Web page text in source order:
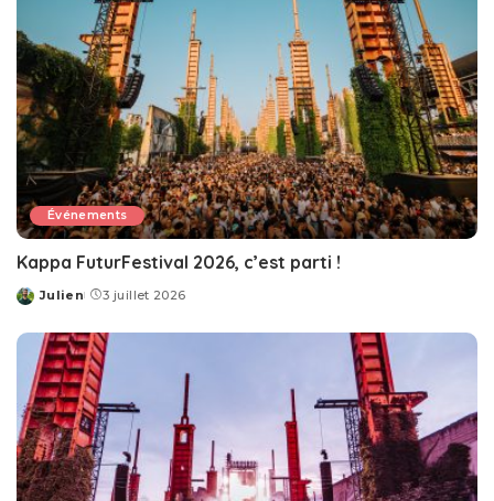
Événements
Kappa FuturFestival 2026, c’est parti !
Posted
Julien 3 juillet 2026